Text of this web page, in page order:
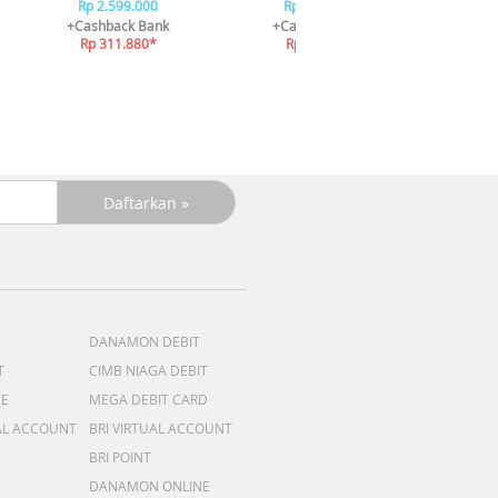
Rp 2.599.000
+Cashback Bank
Rp 311.880*
Rp 2.599.000
+Cashback Bank
Rp 311.880*
DANAMON DEBIT
CIMB NIAGA DEBIT
MEGA DEBIT CARD
ACCOUNT
BRI VIRTUAL ACCOUNT
BRI POINT
DANAMON ONLINE